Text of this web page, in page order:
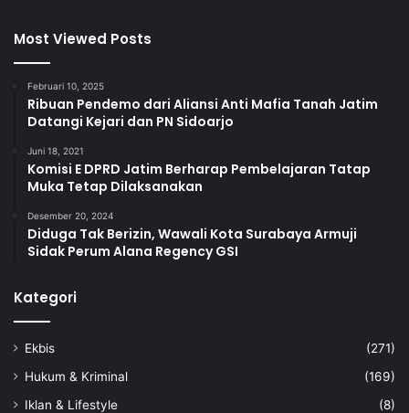
Most Viewed Posts
Februari 10, 2025
Ribuan Pendemo dari Aliansi Anti Mafia Tanah Jatim
Datangi Kejari dan PN Sidoarjo
Juni 18, 2021
Komisi E DPRD Jatim Berharap Pembelajaran Tatap
Muka Tetap Dilaksanakan
Desember 20, 2024
Diduga Tak Berizin, Wawali Kota Surabaya Armuji
Sidak Perum Alana Regency GSI
Kategori
Ekbis
(271)
Hukum & Kriminal
(169)
Iklan & Lifestyle
(8)